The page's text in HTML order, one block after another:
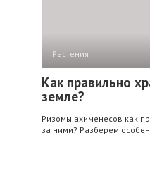
Растения
Как правильно
земле?
Ризомы ахименесов как
за ними? Разберем